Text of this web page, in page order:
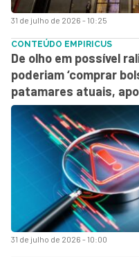
31 de julho de 2026 - 10:25
31 de julho de 2026 - 10:00
CONTEÚDO EMPIRICUS
De olho em possível
poderiam ‘comprar
patamares atuais,